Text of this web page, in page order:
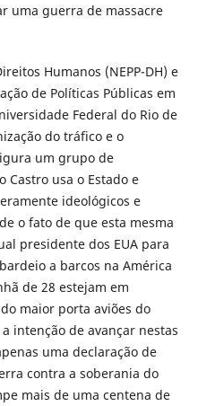
uma guerra de massacre
Humanos (NEPP-DH) e
de Políticas Públicas em
Federal do Rio de
do tráfico e o
um grupo de
Castro usa o Estado e
ideológicos e
o fato de que esta mesma
presidente dos EUA para
a barcos na América
de 28 estejam em
maior porta aviões do
intenção de avançar nestas
uma declaração de
contra a soberania do
mais de uma centena de